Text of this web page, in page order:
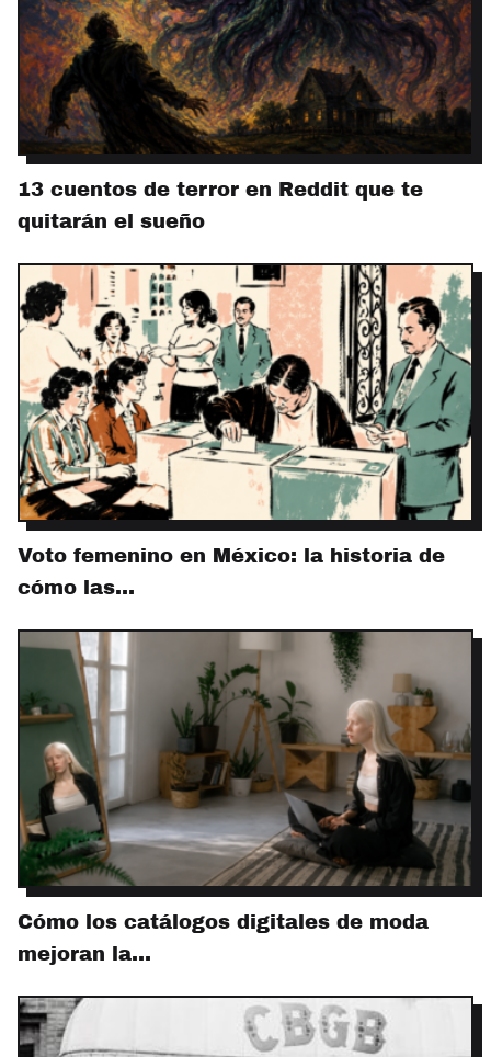
13 cuentos de terror en Reddit que te
quitarán el sueño
Voto femenino en México: la historia de
cómo las…
Cómo los catálogos digitales de moda
mejoran la…